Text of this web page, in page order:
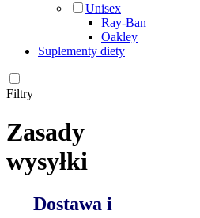
Unisex
Ray-Ban
Oakley
Suplementy diety
Filtry
Zasady
wysyłki
Dostawa i